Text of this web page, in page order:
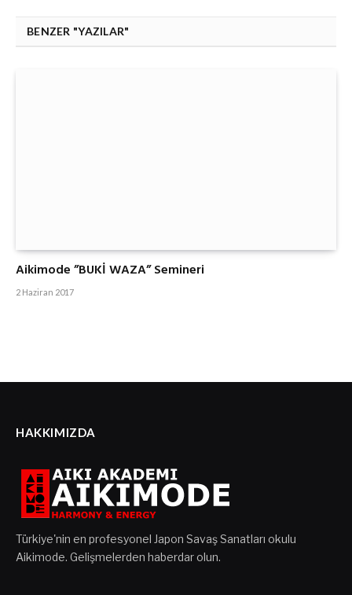
BENZER "YAZILAR"
Aikimode ”BUKİ WAZA” Semineri
2 Haziran 2017
HAKKIMIZDA
Türkiye'nin en profesyonel Japon Savaş Sanatları okulu
Aikimode. Gelişmelerden haberdar olun.